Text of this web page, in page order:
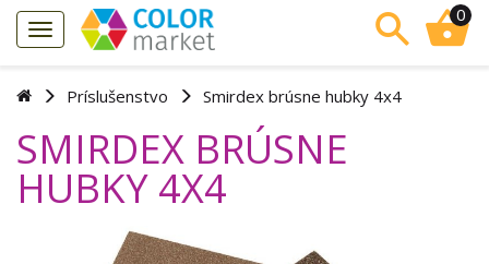
0
Príslušenstvo Smirdex brúsne hubky 4x4
SMIRDEX BRÚSNE
HUBKY 4X4